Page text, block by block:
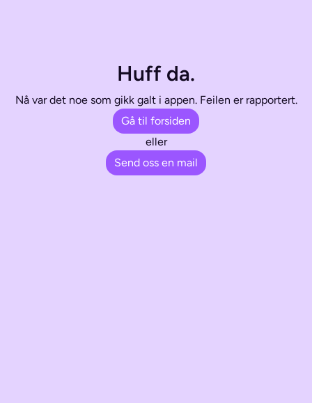
Huff da.
Nå var det noe som gikk galt i appen. Feilen er rapportert.
Gå til forsiden
eller
Send oss en mail